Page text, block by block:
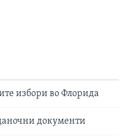
избори во Флорида
документи